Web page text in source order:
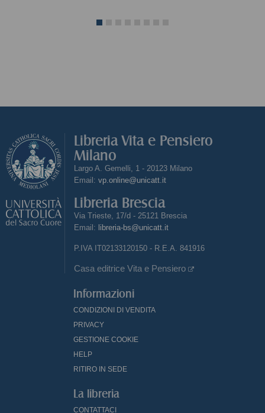
Libreria Vita e Pensiero
Milano
Largo A. Gemelli, 1 - 20123 Milano
Email: vp.online@unicatt.it
Libreria Brescia
Via Trieste, 17/d - 25121 Brescia
Email: libreria-bs@unicatt.it
P.IVA IT02133120150 - R.E.A. 841916
Casa editrice Vita e Pensiero
Informazioni
CONDIZIONI DI VENDITA
PRIVACY
GESTIONE COOKIE
HELP
RITIRO IN SEDE
La libreria
CONTATTACI